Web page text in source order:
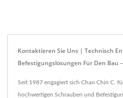
Kontaktieren Sie Uns | Technisch
Befestigungslösungen Für Den Bau
Seit 1987 engagiert sich Chan Chin C.
hochwertigen Schrauben und